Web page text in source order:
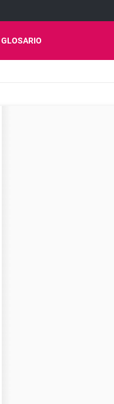
GLOSARIO